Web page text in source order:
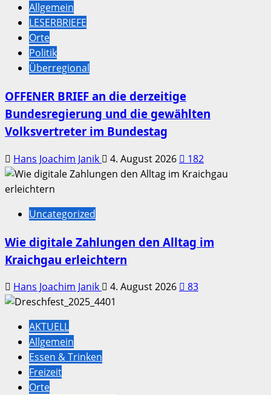
Allgemein
LESERBRIEFE
Orte
Politik
Überregional
OFFENER BRIEF an die derzeitige
Bundesregierung und die gewählten
Volksvertreter im Bundestag
Hans Joachim Janik 4. August 2026 182
Uncategorized
Wie digitale Zahlungen den Alltag im
Kraichgau erleichtern
Hans Joachim Janik 4. August 2026 83
AKTUELL
Allgemein
Essen & Trinken
Freizeit
Orte